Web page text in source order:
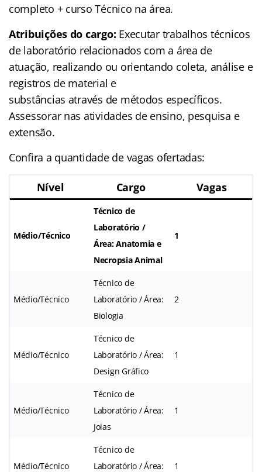
completo + curso Técnico na área.
Atribuições do cargo: Executar trabalhos técnicos
de laboratório relacionados com a área de
atuação, realizando ou orientando coleta, análise e
registros de material e
substâncias através de métodos específicos.
Assessorar nas atividades de ensino, pesquisa e
extensão.
Confira a quantidade de vagas ofertadas:
Nível Cargo Vagas
Médio/Técnico
Técnico de
Laboratório /
Área: Anatomia e
Necropsia Animal
1
Médio/Técnico
Técnico de
Laboratório / Área:
Biologia
2
Médio/Técnico
Técnico de
Laboratório / Área:
Design Gráfico
1
Médio/Técnico
Técnico de
Laboratório / Área:
Joias
1
Médio/Técnico
Técnico de
Laboratório / Área:
1